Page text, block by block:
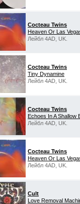
Cocteau Twins
Heaven Or Las
Лейбл 4AD, UK.
Cocteau Twins
Tiny Dynamine
Лейбл 4AD, UK.
Cocteau Twins
Echoes In A Shallow
Лейбл 4AD, UK.
Cocteau Twins
Heaven Or Las
Лейбл 4AD, UK.
Cult
Love Removal